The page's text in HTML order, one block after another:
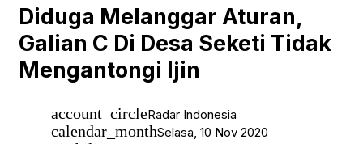
Investigasi
Pendidikan
Advertorial
GAYA HIDUP
Diduga Melanggar Aturan,
Galian C Di Desa Seketi Tidak
Mengantongi Ijin
account_circleRadar Indonesia
calendar_monthSelasa, 10 Nov 2020